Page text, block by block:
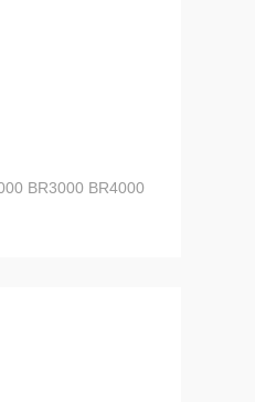
BR3000 BR4000